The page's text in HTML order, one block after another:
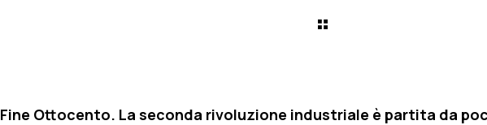
Fine Ottocento. La seconda rivoluzione industriale è partita da